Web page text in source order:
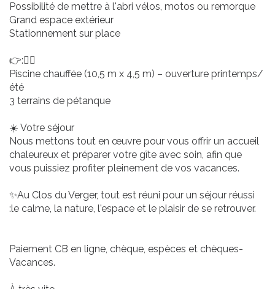
Possibilité de mettre à l'abri vélos, motos ou remorque
Grand espace extérieur
Stationnement sur place
👉:🏊‍♂️
Piscine chauffée (10,5 m x 4,5 m) – ouverture printemps/
été
3 terrains de pétanque
☀️ Votre séjour
Nous mettons tout en œuvre pour vous offrir un accueil
chaleureux et préparer votre gîte avec soin, afin que
vous puissiez profiter pleinement de vos vacances.
✨Au Clos du Verger, tout est réuni pour un séjour réussi
:le calme, la nature, l'espace et le plaisir de se retrouver.
Paiement CB en ligne, chèque, espèces et chèques-
Vacances.